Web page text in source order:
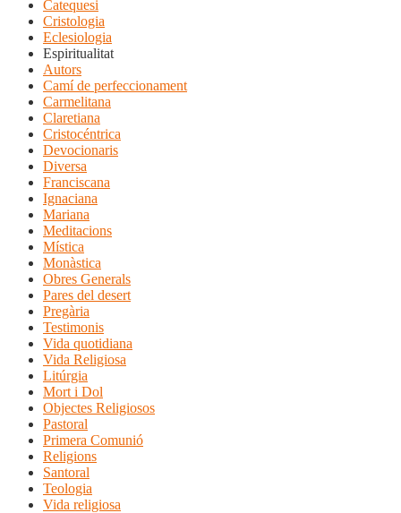
Catequesi
Cristologia
Eclesiologia
Espiritualitat
Autors
Camí de perfeccionament
Carmelitana
Claretiana
Cristocéntrica
Devocionaris
Diversa
Franciscana
Ignaciana
Mariana
Meditacions
Mística
Monàstica
Obres Generals
Pares del desert
Pregària
Testimonis
Vida quotidiana
Vida Religiosa
Litúrgia
Mort i Dol
Objectes Religiosos
Pastoral
Primera Comunió
Religions
Santoral
Teologia
Vida religiosa